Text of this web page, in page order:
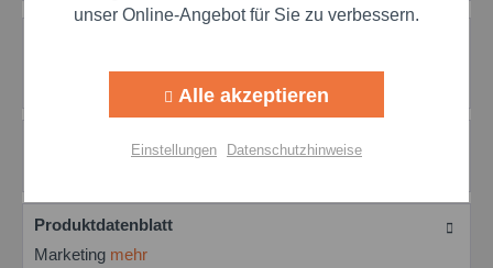
simalube SL01 Schmierstoffspender – Bis zu 12 Monate
Fettversorgung Verabschieden Sie sich...
Bewertungen
0
Produktdatenblatt
Marketing mehr
Personalisierung Aktiv
unser Online-Angebot für Sie zu verbessern.
Alle akzeptieren
Einstellungen Datenschutzhinweise